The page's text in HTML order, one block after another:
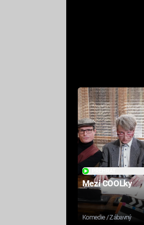
Mezi COOLky
Komedie / Zábavný